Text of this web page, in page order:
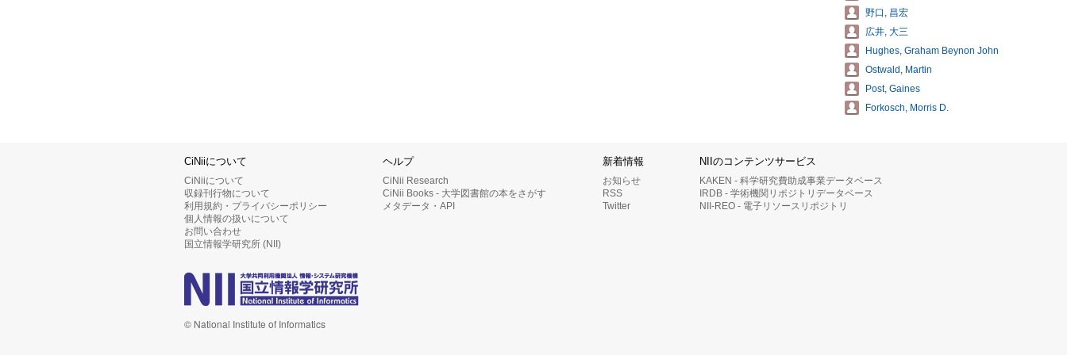
野口, 昌宏
広井, 大三
Hughes, Graham Beynon John
Ostwald, Martin
Post, Gaines
Forkosch, Morris D.
CiNiiについて
CiNiiについて
収録刊行物について
利用規約・プライバシーポリシー
個人情報の扱いについて
お問い合わせ
国立情報学研究所 (NII)
ヘルプ
CiNii Research
CiNii Books - 大学図書館の本をさがす
メタデータ・API
新着情報
お知らせ
RSS
Twitter
NIIのコンテンツサービス
KAKEN - 科学研究費助成事業データベース
IRDB - 学術機関リポジトリデータベース
NII-REO - 電子リソースリポジトリ
© National Institute of Informatics